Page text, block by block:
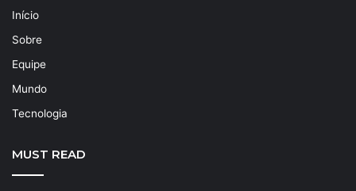
Início
Sobre
Equipe
Mundo
Tecnologia
MUST READ